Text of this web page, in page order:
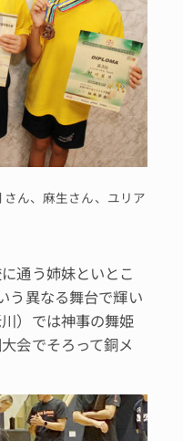
ん、麻生さん、ユリア
通う姉妹といとこ
う異なる舞台で輝い
）では神事の舞姫
会でそろって銅メ